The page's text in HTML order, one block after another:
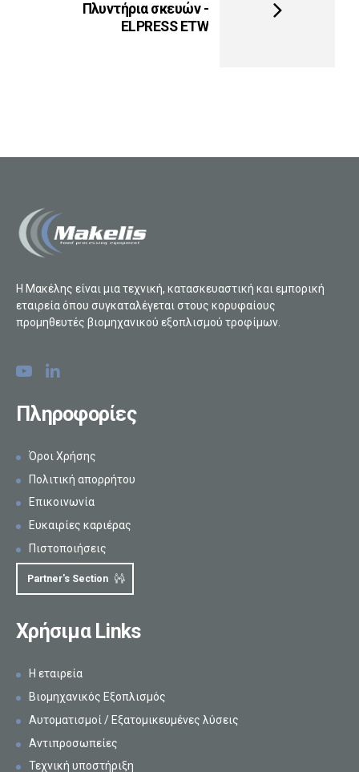
Πλυντήρια σκευών -
ELPRESS EΤW
Η Μακέλης είναι μια τεχνική, κατασκευαστική και εμπορική
εταιρεία όπου συγκαταλέγεται στους κορυφαίους
προμηθευτές βιομηχανικού εξοπλισμού τροφίμων.
Πληροφορίες
Όροι Χρήσης
Πολιτική απορρήτου
Επικοινωνία
Ευκαιρίες καριέρας
Πιστοποιήσεις
Partner's Section
Χρήσιμα Links
Η εταιρεία
Βιομηχανικός Εξοπλισμός
Αυτοματισμοί / Εξατομικευμένες λύσεις
Αντιπροσωπείες
Τεχνική υποστήριξη